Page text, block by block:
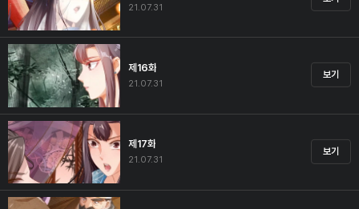
21.07.31
제16화
21.07.31
보기
제17화
21.07.31
보기